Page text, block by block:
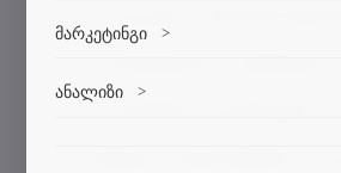
ვებსაიტის გამართული
აუცილებელი ქუქი-ფაილები.
მარკეტინგი >
დაშვება
მარკეტინგული ქუქი-ფაილები
პერსონალიზებული კონტენტისა
ანალიზი >
დაშვება